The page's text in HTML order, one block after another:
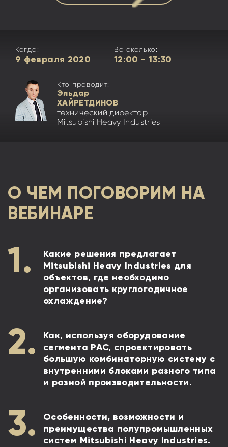
Когда:
9 февраля 2020
Во сколько:
12:00 - 13:30
Кто проводит:
Эльдар
ХАЙРЕТДИНОВ
технический директор
Mitsubishi Heavy Industries
О ЧЕМ ПОГОВОРИМ НА
ВЕБИНАРЕ
Какие решения предлагает
Mitsubishi Heavy Industries для
объектов, где необходимо
организовать круглогодичное
охлаждение?
Как, используя оборудование
сегмента PAC, спроектировать
большую комбинаторную систему с
внутренними блоками разного типа
и разной производительности.
Особенности, возможности и
преимущества полупромышленных
систем Mitsubishi Heavy Industries.